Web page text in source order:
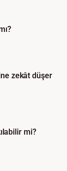
zekât düşer
mi?